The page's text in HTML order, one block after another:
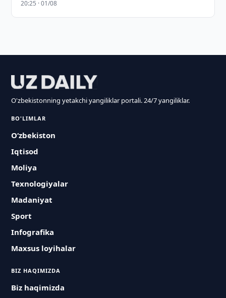
20:25 · 01/08
O'zbekistonning yetakchi yangiliklar portali. 24/7 yangiliklar.
BO'LIMLAR
O‘zbekiston
Iqtisod
Moliya
Texnologiyalar
Madaniyat
Sport
Infografika
Maxsus loyihalar
BIZ HAQIMIZDA
Biz haqimizda